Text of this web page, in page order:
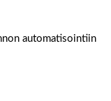
automatisointiin